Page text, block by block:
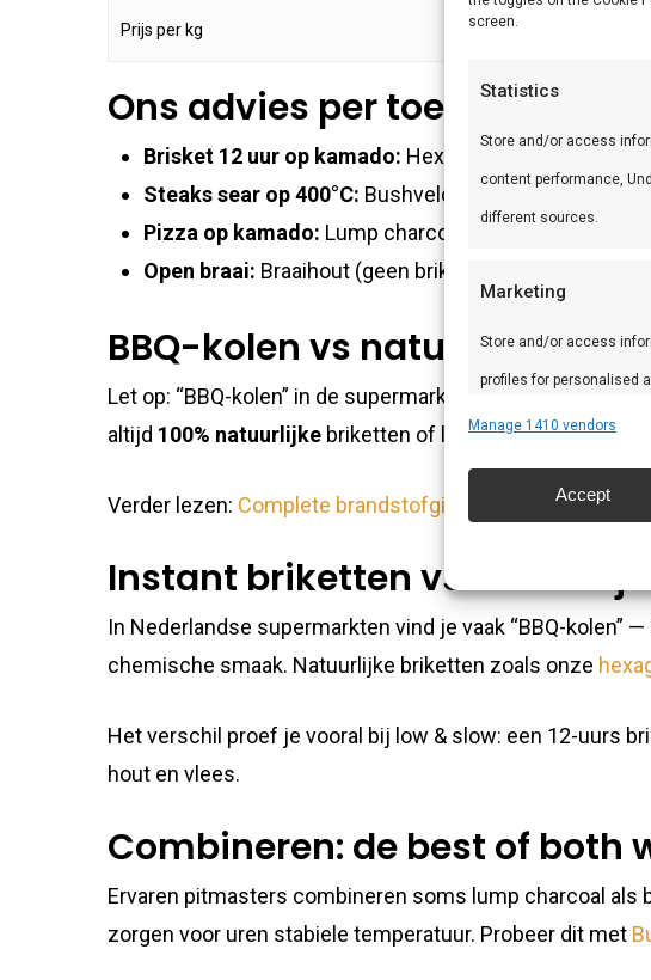
screen.
Statistics
Store and/or access
content performance,
different sources.
Marketing
Store and/or access
profiles for personalised
profiles to personalise
devices based on
Deliver and
Manage 1410 vendors
Accept
Prijs per kg
Ons advies per toepassing
Brisket 12 uur op kamado: Hexagon briketten —
Steaks sear op 400°C: Bushveld lump —
review lezen
Pizza op kamado: Lump charcoal voor snelle opstart
Open braai: Braaihout (geen briketten) —
BBQ-kolen vs natuurlijke
Let op: “BBQ-kolen” in de supermarkt zijn vaak instant
altijd 100% natuurlijke briketten of lump charcoal — zoals
Verder lezen: Complete brandstofgids Beste houtskool
Instant briketten vs
In Nederlandse supermarkten vind je vaak “BBQ-
chemische smaak. Natuurlijke briketten zoals onze
Het verschil proef je vooral bij low & slow: een 12-uurs
hout en vlees.
Combineren: de best of both
Ervaren pitmasters combineren soms lump charcoal
zorgen voor uren stabiele temperatuur. Probeer dit met